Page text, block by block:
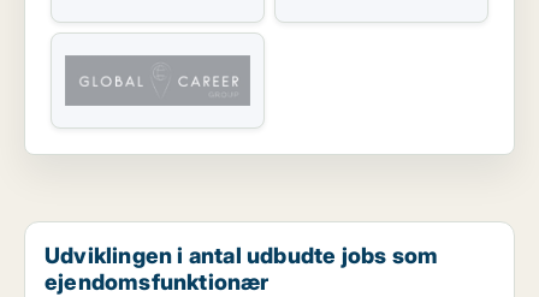
Udviklingen i antal udbudte jobs som
ejendomsfunktionær